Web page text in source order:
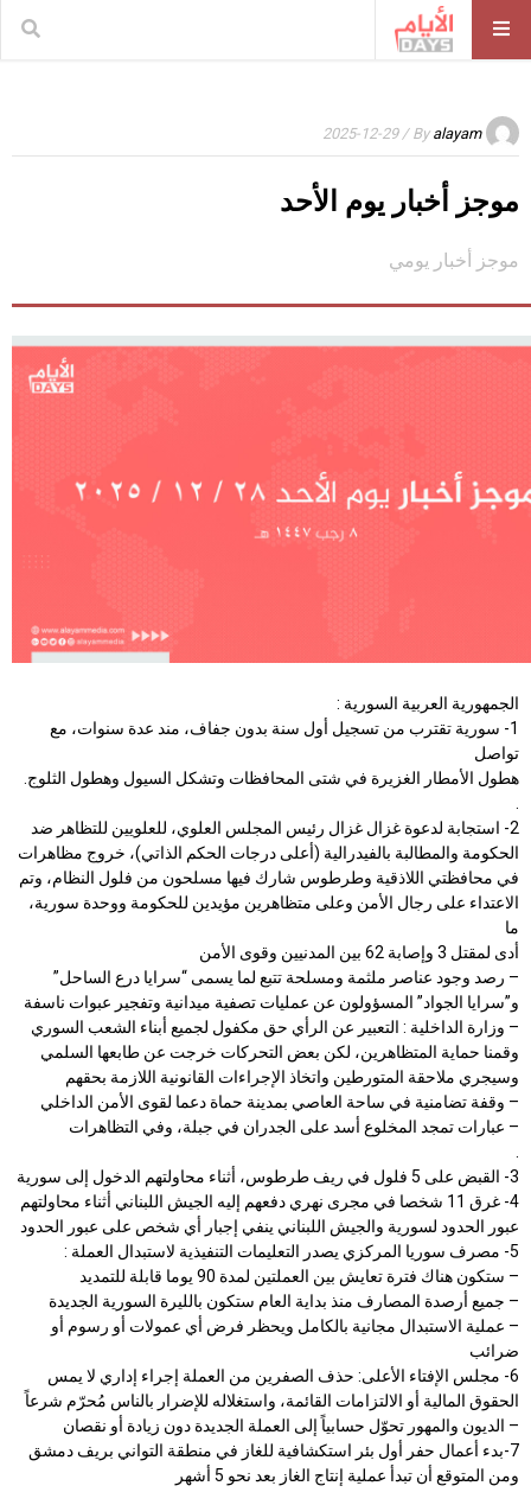
By alayam
/ 2025-12-29
موجز أخبار يوم الأحد
موجز أخبار يومي
الجمهورية العربية السورية :
1- سورية تقترب من تسجيل أول سنة بدون جفاف، مند عدة سنوات، مع
تواصل
هطول الأمطار الغزيرة في شتى المحافظات وتشكل السيول وهطول الثلوج.
2- استجابة لدعوة غزال غزال رئيس المجلس العلوي، للعلويين للتظاهر ضد
الحكومة والمطالبة بالفيدرالية (أعلى درجات الحكم الذاتي)، خروج مظاهرات
في محافظتي اللاذقية وطرطوس شارك فيها مسلحون من فلول النظام، وتم
الاعتداء على رجال الأمن وعلى متظاهرين مؤيدين للحكومة ووحدة سورية،
ما
أدى لمقتل 3 وإصابة 62 بين المدنيين وقوى الأمن
– رصد وجود عناصر ملثمة ومسلحة تتبع لما يسمى “سرايا درع الساحل”
و”سرايا الجواد” المسؤولون عن عمليات تصفية ميدانية وتفجير عبوات ناسفة
– وزارة الداخلية : التعبير عن الرأي حق مكفول لجميع أبناء الشعب السوري
وقمنا حماية المتظاهرين، لكن بعض التحركات خرجت عن طابعها السلمي
وسيجري ملاحقة المتورطين واتخاذ الإجراءات القانونية اللازمة بحقهم
– وقفة تضامنية في ساحة العاصي بمدينة حماة دعما لقوى الأمن الداخلي
– عبارات تمجد المخلوع أسد على الجدران في جبلة، وفي التظاهرات
3- القبض على 5 فلول في ريف طرطوس، أثناء محاولتهم الدخول إلى سورية
4- غرق 11 شخصا في مجرى نهري دفعهم إليه الجيش اللبناني أثناء محاولتهم
عبور الحدود لسورية والجيش اللبناني ينفي إجبار أي شخص على عبور الحدود
5- مصرف سوريا المركزي يصدر التعليمات التنفيذية لاستبدال العملة :
– ستكون هناك فترة تعايش بين العملتين لمدة 90 يوما قابلة للتمديد
– جميع أرصدة المصارف منذ بداية العام ستكون بالليرة السورية الجديدة
– عملية الاستبدال مجانية بالكامل ويحظر فرض أي عمولات أو رسوم أو
ضرائب
6- مجلس الإفتاء الأعلى: حذف الصفرين من العملة إجراء إداري لا يمس
الحقوق المالية أو الالتزامات القائمة، واستغلاله للإضرار بالناس مُحرّم شرعاً
– الديون والمهور تحوّل حسابياً إلى العملة الجديدة دون زيادة أو نقصان
7-بدء أعمال حفر أول بئر استكشافية للغاز في منطقة التواني بريف دمشق
ومن المتوقع أن تبدأ عملية إنتاج الغاز بعد نحو 5 أشهر